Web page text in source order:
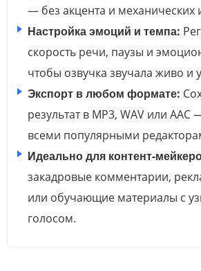
— без акцента и механических
Настройка эмоций и темпа:
скорость речи, паузы и
чтобы озвучка звучала живо и
Экспорт в любом формате:
результат в MP3, WAV или
всеми популярными
Идеально для контент-
закадровые комментарии,
или обучающие материалы с
голосом.